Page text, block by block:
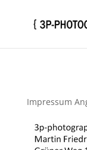
Impressum